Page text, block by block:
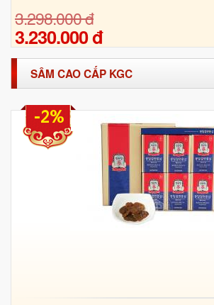
3.298.000 đ
3.230.000 đ
SÂM CAO CẤP KGC
-2%